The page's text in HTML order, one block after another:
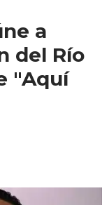
a
del Río
"Aquí